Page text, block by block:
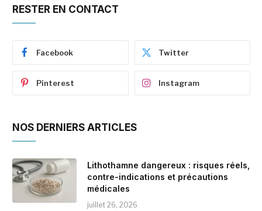
RESTER EN CONTACT
Facebook Twitter
Pinterest Instagram
NOS DERNIERS ARTICLES
Lithothamne dangereux : risques réels,
contre-indications et précautions
médicales
juillet 26, 2026